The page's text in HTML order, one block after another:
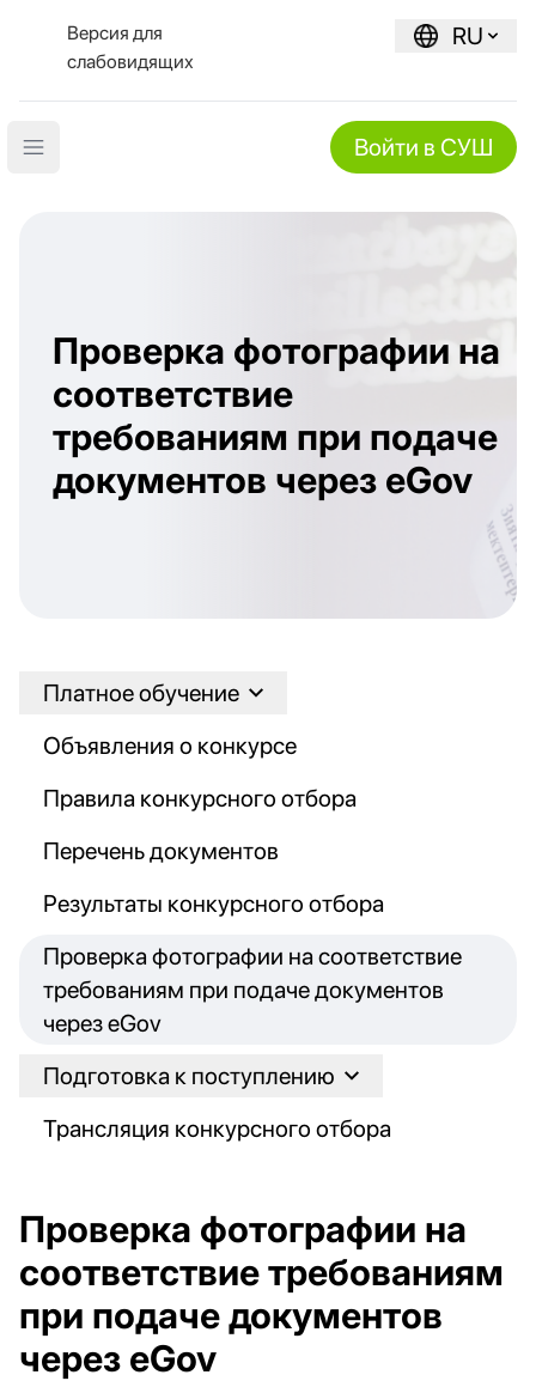
Версия для
слабовидящих
RU
Open main menu Войти в СУШ
Проверка фотографии на
соответствие
требованиям при подаче
документов через eGov
Платное обучение
Объявления о конкурсе
Правила конкурсного отбора
Перечень документов
Результаты конкурсного отбора
Проверка фотографии на соответствие
требованиям при подаче документов
через eGov
Подготовка к поступлению
Трансляция конкурсного отбора
Проверка фотографии на
соответствие требованиям
при подаче документов
через eGov